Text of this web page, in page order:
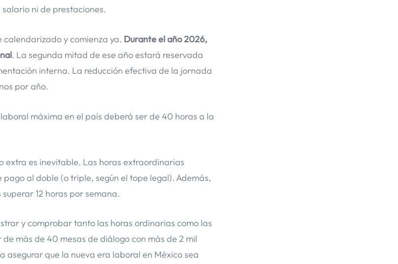
ni de prestaciones.
y comienza ya. Durante el año 2026,
. La segunda mitad de ese año estará reservada
interna. La reducción efectiva de la jornada
por año.
máxima en el país deberá ser de 40 horas a la
es inevitable. Las horas extraordinarias
al doble (o triple, según el tope legal). Además,
12 horas por semana.
y comprobar tanto las horas ordinarias como las
más de 40 mesas de diálogo con más de 2 mil
asegurar que la nueva era laboral en México sea